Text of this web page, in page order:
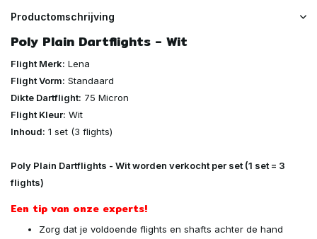
Productomschrijving
Poly Plain Dartflights - Wit
Flight Merk: Lena
Flight Vorm: Standaard
Dikte Dartflight: 75 Micron
Flight Kleur: Wit
Inhoud: 1 set (3 flights)
Poly Plain Dartflights - Wit worden verkocht per set (1 set = 3
flights)
Een tip van onze experts!
Zorg dat je voldoende flights en shafts achter de hand